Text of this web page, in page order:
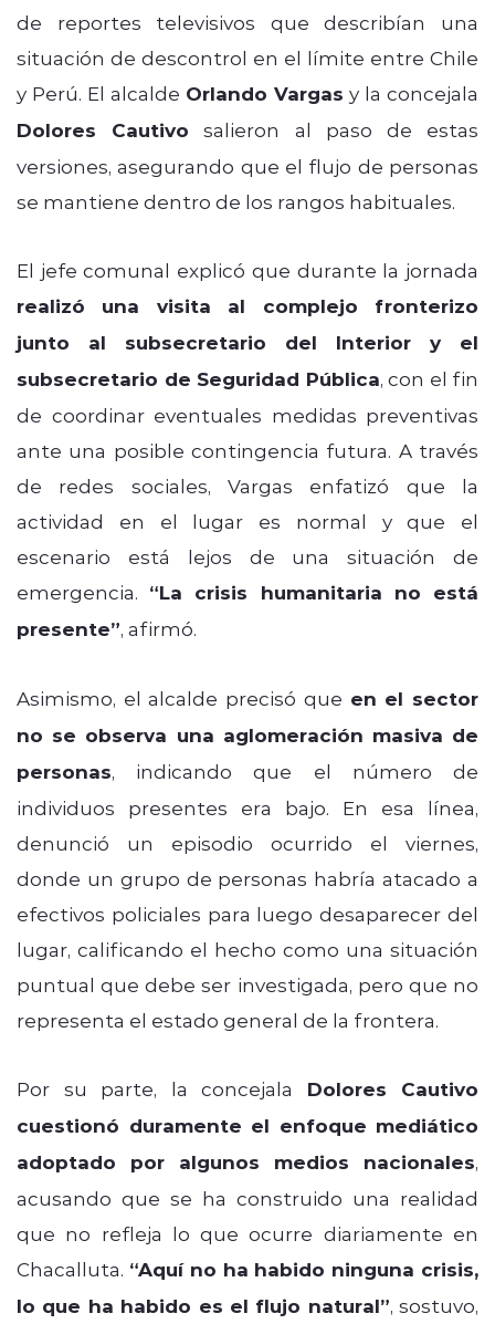
de reportes televisivos que describían una
situación de descontrol en el límite entre Chile
y Perú. El alcalde Orlando Vargas y la concejala
Dolores Cautivo salieron al paso de estas
versiones, asegurando que el flujo de personas
se mantiene dentro de los rangos habituales.
El jefe comunal explicó que durante la jornada
realizó una visita al complejo fronterizo
junto al subsecretario del Interior y el
subsecretario de Seguridad Pública, con el fin
de coordinar eventuales medidas preventivas
ante una posible contingencia futura. A través
de redes sociales, Vargas enfatizó que la
actividad en el lugar es normal y que el
escenario está lejos de una situación de
emergencia. “La crisis humanitaria no está
presente”, afirmó.
Asimismo, el alcalde precisó que en el sector
no se observa una aglomeración masiva de
personas, indicando que el número de
individuos presentes era bajo. En esa línea,
denunció un episodio ocurrido el viernes,
donde un grupo de personas habría atacado a
efectivos policiales para luego desaparecer del
lugar, calificando el hecho como una situación
puntual que debe ser investigada, pero que no
representa el estado general de la frontera.
Por su parte, la concejala Dolores Cautivo
cuestionó duramente el enfoque mediático
adoptado por algunos medios nacionales,
acusando que se ha construido una realidad
que no refleja lo que ocurre diariamente en
Chacalluta. “Aquí no ha habido ninguna crisis,
lo que ha habido es el flujo natural”, sostuvo,